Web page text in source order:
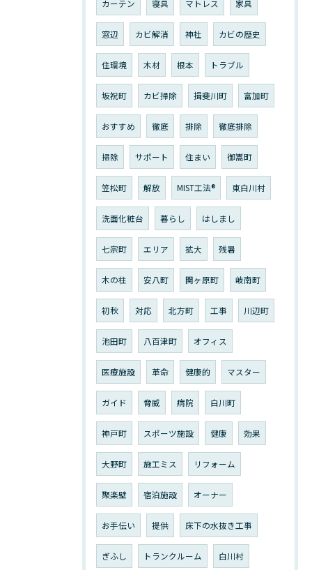
カーテン 寝具 マトレス 家具
窓辺 カビ解消 神社 カビの歴史
住環境 木材 根本 トラブル
坂祝町 カビ掃除 揖斐川町 富加町
おすすめ 徹底 排除 徹底排除
掃除 サポート 住まい 御嵩町
笠松町 解放 MIST工法®︎ 東白川村
洗面化粧台 暮らし はしまし
七宗町 エリア 拡大 残暑
木の柱 安八町 関ヶ原町 岐南町
初秋 対応 北方町 工事 川辺町
池田町 八百津町 オフィス
医療施設 革命 健康的 マスター
ガイド 脅威 病院 白川町
神戸町 スポーツ施設 健康 効果
大野町 施工ミス リフォーム
聚楽壁 宿泊施設 オーナー
お手伝い 提供 床下の水抜き工事
ぎふし トランクルーム 白川村